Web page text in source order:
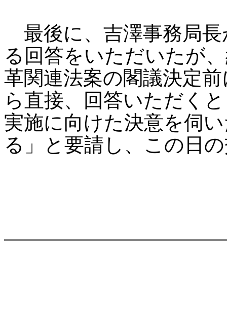
最後に、吉澤事務局長
る回答をいただいたが
革関連法案の閣議決定
ら直接、回答いただく
実施に向けた決意を伺
る」と要請し、この日